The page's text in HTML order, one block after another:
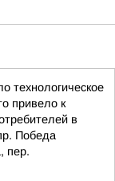
технологическое
привело к
в
Победа
пер.